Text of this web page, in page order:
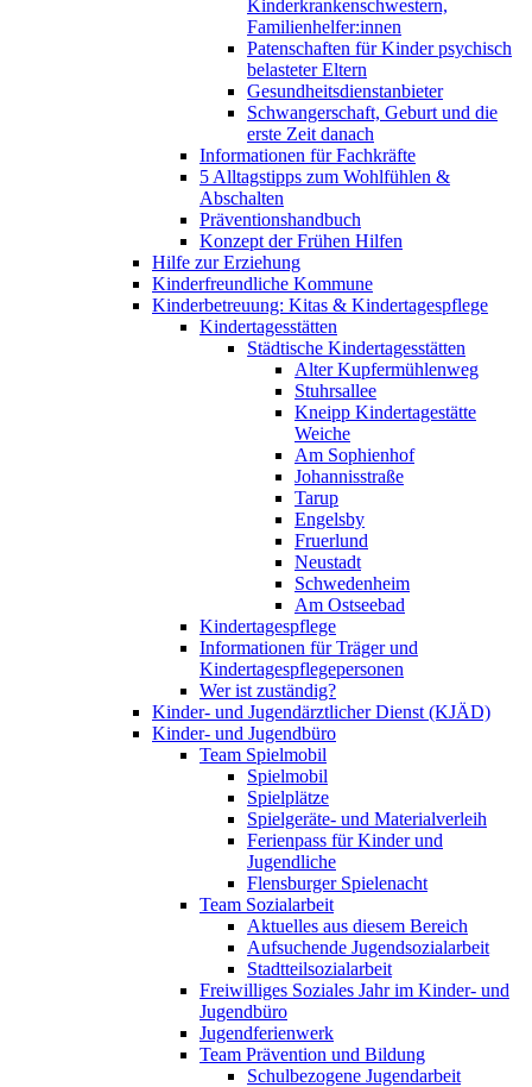
Kinderkrankenschwestern,
Familienhelfer:innen
Patenschaften für Kinder psychisch
belasteter Eltern
Gesundheitsdienstanbieter
Schwangerschaft, Geburt und die
erste Zeit danach
Informationen für Fachkräfte
5 Alltagstipps zum Wohlfühlen &
Abschalten
Präventionshandbuch
Konzept der Frühen Hilfen
Hilfe zur Erziehung
Kinderfreundliche Kommune
Kinderbetreuung: Kitas & Kindertagespflege
Kindertagesstätten
Städtische Kindertagesstätten
Alter Kupfermühlenweg
Stuhrsallee
Kneipp Kindertagestätte
Weiche
Am Sophienhof
Johannisstraße
Tarup
Engelsby
Fruerlund
Neustadt
Schwedenheim
Am Ostseebad
Kindertagespflege
Informationen für Träger und
Kindertagespflegepersonen
Wer ist zuständig?
Kinder- und Jugendärztlicher Dienst (KJÄD)
Kinder- und Jugendbüro
Team Spielmobil
Spielmobil
Spielplätze
Spielgeräte- und Materialverleih
Ferienpass für Kinder und
Jugendliche
Flensburger Spielenacht
Team Sozialarbeit
Aktuelles aus diesem Bereich
Aufsuchende Jugendsozialarbeit
Stadtteilsozialarbeit
Freiwilliges Soziales Jahr im Kinder- und
Jugendbüro
Jugendferienwerk
Team Prävention und Bildung
Schulbezogene Jugendarbeit